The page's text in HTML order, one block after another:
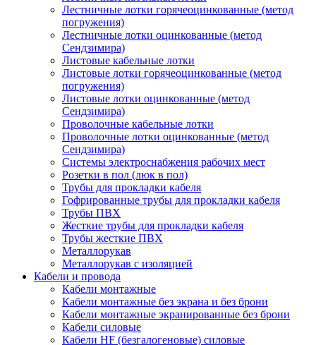
Лестничные лотки горячеоцинкованные (метод
погружения)
Лестничные лотки оцинкованные (метод
Сендзимира)
Листовые кабельные лотки
Листовые лотки горячеоцинкованные (метод
погружения)
Листовые лотки оцинкованные (метод
Сендзимира)
Проволочные кабельные лотки
Проволочные лотки оцинкованные (метод
Сендзимира)
Системы электроснабжения рабочих мест
Розетки в пол (люк в пол)
Трубы для прокладки кабеля
Гофрированные трубы для прокладки кабеля
Трубы ПВХ
Жесткие трубы для прокладки кабеля
Трубы жесткие ПВХ
Металлорукав
Металлорукав с изоляцией
Кабели и провода
Кабели монтажные
Кабели монтажные без экрана и без брони
Кабели монтажные экранированные без брони
Кабели силовые
Кабели HF (безгалогеновые) силовые